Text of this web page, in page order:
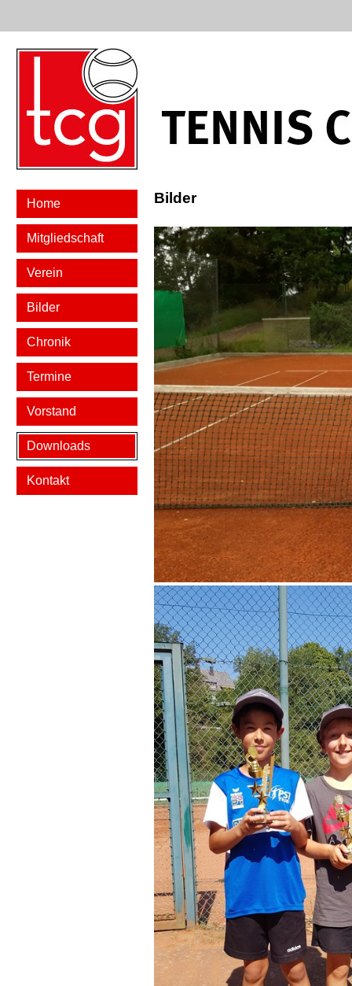
Home
Mitgliedschaft
Verein
Bilder
Chronik
Termine
Vorstand
Downloads
Kontakt
Bilder